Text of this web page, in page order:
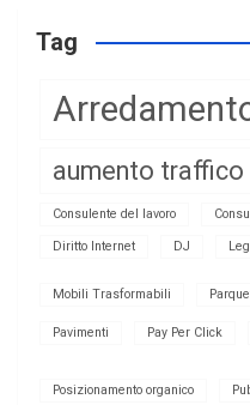
Tag
aumento traffico
Consulente del lavoro
Diritto Internet DJ
Mobili Trasformabili
Pavimenti Pay Per Click
Posizionamento organico